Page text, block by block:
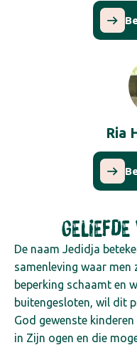
Ria
De naam Jedidja
samenleving waar men
beperking schaamt en
buitengesloten, wil dit
God gewenste
in Zijn ogen en die